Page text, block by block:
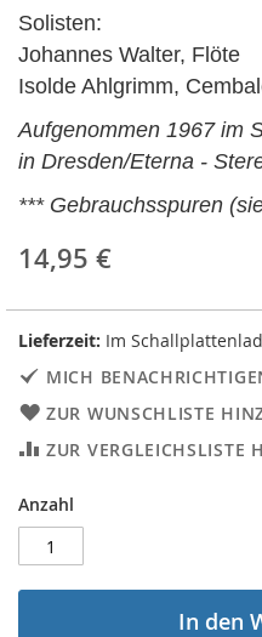
Solisten:
Johannes Walter, Flöte
Isolde Ahlgrimm,
Aufgenommen 1967 im
in Dresden/Eterna -
*** Gebrauchsspuren
14,95 €
Lieferzeit: Im
MICH
ZUR WUNSCHLISTE
ZUR VERGLEICHSLISTE
Anzahl
In den